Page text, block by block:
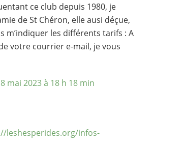
ce club depuis 1980, je
de St Chéron, elle ausi déçue,
m’indiquer les différents tarifs : A
votre courrier e-mail, je vous
8 mai 2023 à 18 h 18 min
leshesperides.org/infos-